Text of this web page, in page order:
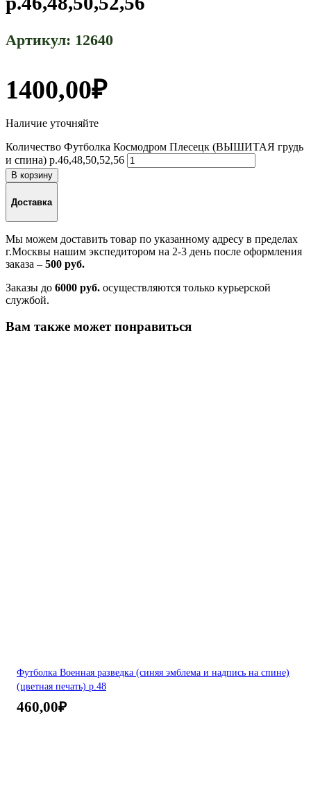
Артикул: 12640
1400,00₽
Наличие уточняйте
Количество Футболка Космодром Плесецк (ВЫШИТАЯ грудь
и спина) р.46,48,50,52,56
В корзину
Доставка
Мы можем доставить товар по указанному адресу в пределах
г.Москвы нашим экспедитором на 2-3 день после оформления
заказа – 500 руб.
Заказы до 6000 руб. осуществляются только курьерской
службой.
Вам также может понравиться
Футболка Военная разведка (синяя эмблема и надпись на спине)
(цветная печать) р.48
460,00₽